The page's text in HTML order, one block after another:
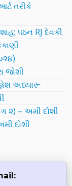
તરીકે
પઠન RJ દેવકી
જોશી
અધ્યારૂ
૨) – અમી દોશી
દોશી